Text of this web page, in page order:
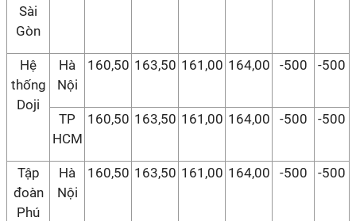
Sài
Gòn
Hệ
thống
Doji
Hà
Nội
160,50 163,50 161,00 164,00 -500 -500
TP
HCM
160,50 163,50 161,00 164,00 -500 -500
Tập
đoàn
Phú
Hà
Nội
160,50 163,50 161,00 164,00 -500 -500